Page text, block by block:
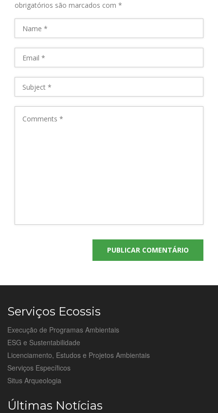
obrigatórios são marcados com *
Serviços Ecossis
Execução de Programas Ambientais
ESG e Sustentabilidade
Licenciamento, Estudos e Projetos Ambientais
Serviços Específicos
Situs Arqueologia
Últimas Notícias